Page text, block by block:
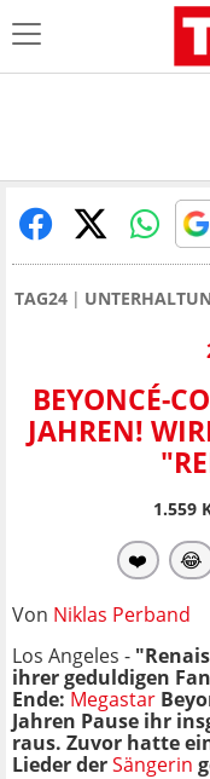
TAG24
BEYONCÉ-
JAHREN!
1.559
❤️ 😂
Von Niklas Perband
Los Angeles -
ihrer geduldigen
Ende: Megastar
Jahren Pause ihr
raus. Zuvor hatte
Lieder derSängerin